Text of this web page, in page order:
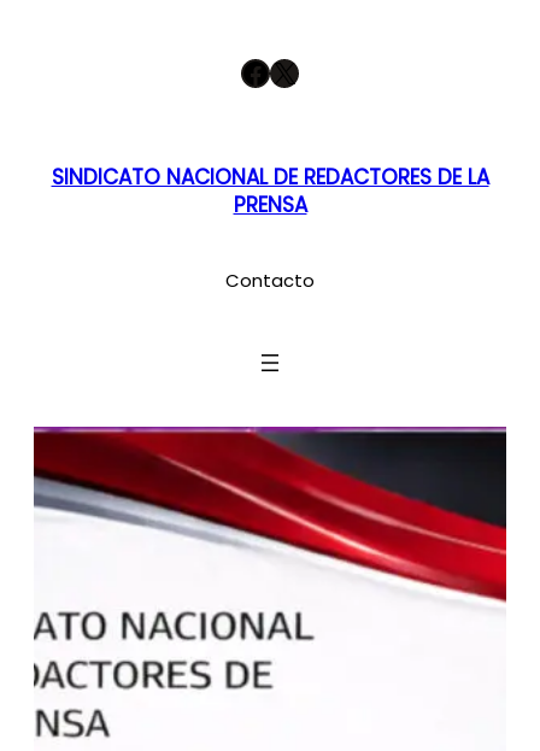
Facebook X
SINDICATO NACIONAL DE REDACTORES DE LA
PRENSA
Contacto